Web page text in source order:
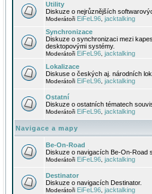
Utility
Diskuze o nejrůznějších
Moderátoři EiFeL96 jacktalking
Synchronizace
Diskuze o synchronizaci mezi
desktopovými systémy.
Moderátoři EiFeL96 jacktalking
Lokalizace
Diskuse o českých aj. národních
Moderátoři EiFeL96 jacktalking
Ostatní
Diskuze o ostatních tématech
Moderátoři EiFeL96 jacktalking
Navigace a mapy
Be-On-Road
Diskuze o navigacích Be-On-Road
Moderátoři EiFeL96 jacktalking
Destinator
Diskuze o navigacích Destinator.
Moderátoři EiFeL96 jacktalking